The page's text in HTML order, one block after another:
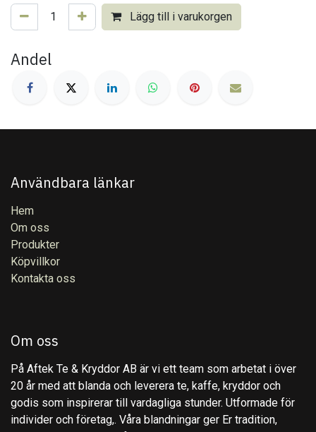
Lägg till i varukorgen
Andel
Användbara länkar
Hem
Om oss
Produkter
Köpvillkor
Kontakta oss
Om oss
På Aftek Te & Kryddor AB är vi ett team som arbetat i över
20 år med att blanda och leverera te, kaffe, kryddor och
godis som inspirerar till vardagliga stunder. Utformade för
individer och företag,. Våra blandningar ger Er tradition,